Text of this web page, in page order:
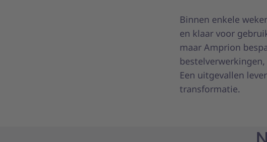
Binnen enkele
en klaar voor
maar Amprion
Een uitgevallen
transformatie.